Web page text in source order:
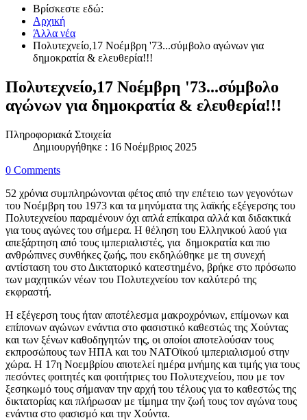
Βρίσκεστε εδώ:
Αρχική
Άλλα νέα
Πολυτεχνείο,17 Νοέμβρη '73...σύμβολο αγώνων για
δημοκρατία & ελευθερία!!!
Πολυτεχνείο,17 Νοέμβρη '73...σύμβολο
αγώνων για δημοκρατία & ελευθερία!!!
Πληροφοριακά Στοιχεία
Δημιουργήθηκε : 16 Νοέμβριος 2025
0 Comments
52 χρόνια συμπληρώνονται φέτος από την επέτειο των γεγονότων
του Νοέμβρη του 1973 και τα μηνύματα της λαϊκής εξέγερσης του
Πολυτεχνείου παραμένουν όχι απλά επίκαιρα αλλά και διδακτικά
για τους αγώνες του σήμερα. Η θέληση του Ελληνικού λαού για
απεξάρτηση από τους ιμπεριαλιστές, για δημοκρατία και πιο
ανθρώπινες συνθήκες ζωής, που εκδηλώθηκε με τη συνεχή
αντίσταση του στο Δικτατορικό κατεστημένο, βρήκε στο πρόσωπο
των μαχητικών νέων του Πολυτεχνείου τον καλύτερό της
εκφραστή.
Η εξέγερση τους ήταν αποτέλεσμα μακροχρόνιων, επίμονων και
επίπονων αγώνων ενάντια στο φασιστικό καθεστώς της Χούντας
και των ξένων καθοδηγητών της, οι οποίοι αποτελούσαν τους
εκπροσώπους των ΗΠΑ και του ΝΑΤΟϊκού ιμπεριαλισμού στην
χώρα. Η 17η Νοεμβρίου αποτελεί ημέρα μνήμης και τιμής για τους
πεσόντες φοιτητές και φοιτήτριες του Πολυτεχνείου, που με τον
ξεσηκωμό τους σήμαναν την αρχή του τέλους για το καθεστώς της
δικτατορίας και πλήρωσαν με τίμημα την ζωή τους τον αγώνα τους
ενάντια στο φασισμό και την Χούντα.